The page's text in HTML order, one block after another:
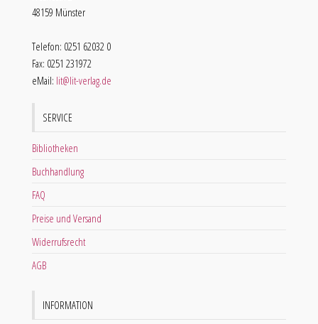
48159 Münster
Telefon: 0251 62032 0
Fax: 0251 231972
eMail: lit@lit-verlag.de
SERVICE
Bibliotheken
Buchhandlung
FAQ
Preise und Versand
Widerrufsrecht
AGB
INFORMATION